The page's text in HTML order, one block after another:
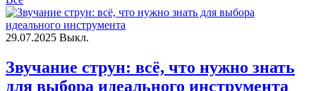
29.07.2025 Выкл.
Звучание струн: всё, что нужно знать
для выбора идеального инструмента